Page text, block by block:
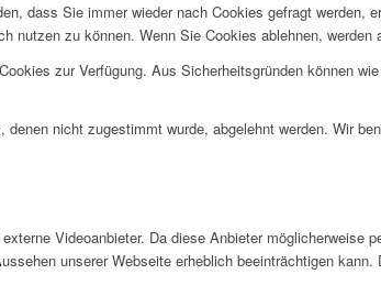
dass Sie immer wieder nach Cookies gefragt
zu können. Wenn Sie Cookies ablehnen,
zur Verfügung. Aus Sicherheitsgründen können
nicht zugestimmt wurde, abgelehnt werden. Wir
Videoanbieter. Da diese Anbieter möglicherweise
unserer Webseite erheblich beeinträchtigen